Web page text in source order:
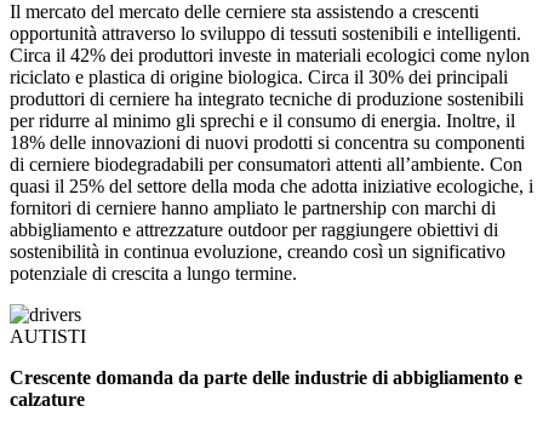
Il mercato del mercato delle cerniere sta assistendo a crescenti
opportunità attraverso lo sviluppo di tessuti sostenibili e intelligenti.
Circa il 42% dei produttori investe in materiali ecologici come nylon
riciclato e plastica di origine biologica. Circa il 30% dei principali
produttori di cerniere ha integrato tecniche di produzione sostenibili
per ridurre al minimo gli sprechi e il consumo di energia. Inoltre, il
18% delle innovazioni di nuovi prodotti si concentra su componenti
di cerniere biodegradabili per consumatori attenti all’ambiente. Con
quasi il 25% del settore della moda che adotta iniziative ecologiche, i
fornitori di cerniere hanno ampliato le partnership con marchi di
abbigliamento e attrezzature outdoor per raggiungere obiettivi di
sostenibilità in continua evoluzione, creando così un significativo
potenziale di crescita a lungo termine.
AUTISTI
Crescente domanda da parte delle industrie di abbigliamento e
calzature